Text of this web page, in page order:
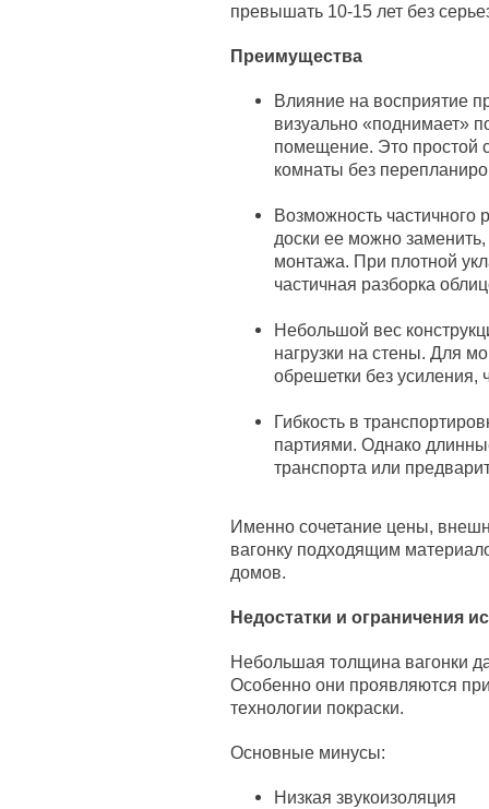
превышать 10-15 лет без
Преимущества
Влияние на восприятие
визуально «поднимает»
помещение. Это простой
комнаты без
Возможность
доски ее можно заменить,
монтажа. При плотной
частичная разборка
Небольшой вес
нагрузки на стены. Для
обрешетки без усиления,
Гибкость в
партиями. Однако
транспорта или
Именно сочетание цены,
вагонку подходящим
домов.
Недостатки и ограничения
Небольшая толщина вагонки
Особенно они проявляются
технологии покраски.
Основные минусы:
Низкая звукоизоляция